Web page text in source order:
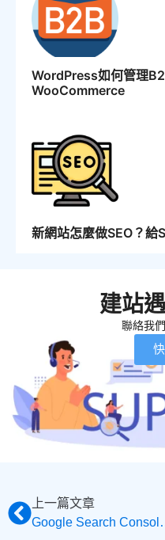
WordPress如何管理
WooCommerce
新網站怎麼做SEO？給
建站
聯絡我
上一篇文章
Google